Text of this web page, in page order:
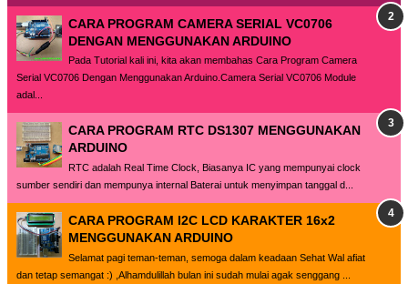
CARA PROGRAM CAMERA SERIAL VC0706
DENGAN MENGGUNAKAN ARDUINO
Pada Tutorial kali ini, kita akan membahas Cara Program Camera
Serial VC0706 Dengan Menggunakan Arduino.Camera Serial VC0706 Module
adal...
CARA PROGRAM RTC DS1307 MENGGUNAKAN
ARDUINO
RTC adalah Real Time Clock, Biasanya IC yang mempunyai clock
sumber sendiri dan mempunya internal Baterai untuk menyimpan tanggal d...
CARA PROGRAM I2C LCD KARAKTER 16x2
MENGGUNAKAN ARDUINO
Selamat pagi teman-teman, semoga dalam keadaan Sehat Wal afiat
dan tetap semangat :) ,Alhamdulillah bulan ini sudah mulai agak senggang ...